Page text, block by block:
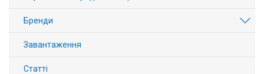
Бренди
Завантаження
Статті